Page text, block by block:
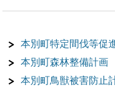
本別町特定間伐等促
本別町森林整備計画
本別町鳥獣被害防止